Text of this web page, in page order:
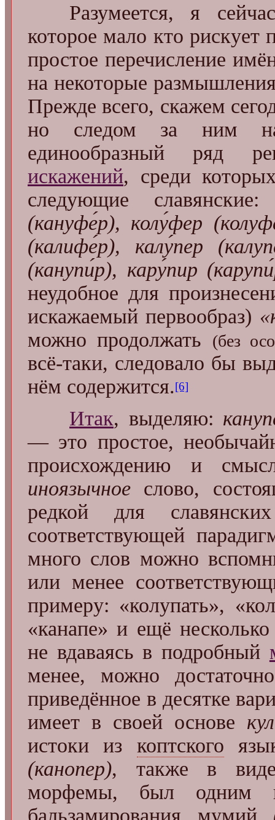
Разумеется, я
которое мало кто
простое перечисление
на некоторые
Прежде всего, скажем
но следом за ним
единообразный ряд
искажений, среди
следующие
(кануфе́р), колу́фер
(калифе́р), калу́пер
(канупи́р), кару́пир
неудобное для
искажаемый первообраз)
можно продолжать
(без
всё-таки, следовало бы
нём содержится.[6]
Итак, выделяю:
— это простое,
происхождению и
иноязычное слово,
редкой для
соответствующей
много слов можно
или менее
примеру: «колупать»,
«канапе» и ещё
не вдаваясь в подробный
менее, можно
приведённое в десятке
имеет в своей основе
истоки из коптского
(канопер), также в
морфемы, был одним
бальзамирования мумий